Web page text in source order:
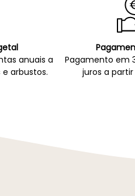
anuais a
arbustos.
Pagamento em
juros a partir